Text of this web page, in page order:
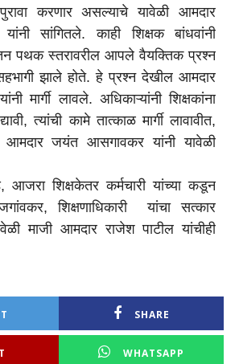
करणार असल्याचे यावेळी आमदार
सांगितले. काही शिक्षक बांधवांनी
पथक स्तरावरील आपले वैयक्तिक प्रश्न
झाले होते. हे प्रश्न देखील आमदार
मार्गी लावले. अधिकाऱ्यांनी शिक्षकांना
त्यांची कामे तात्काळ मार्गी लावावीत,
जयंत आसगावकर यांनी यावेळी
शिक्षकेतर कर्मचारी यांच्या कडून
शिक्षणाधिकारी यांचा सत्कार
माजी आमदार राजेश पाटील यांचीही
SHARE
WHATSAPP